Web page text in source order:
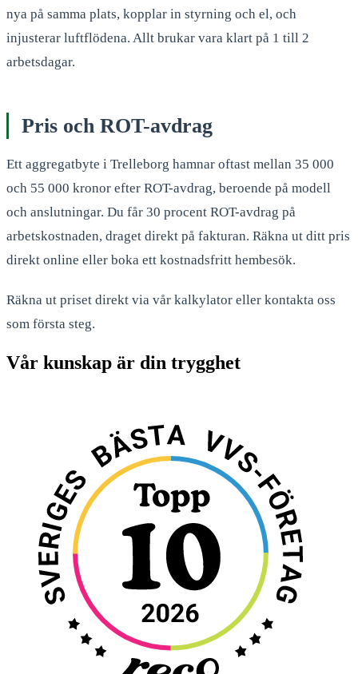
nya på samma plats, kopplar in styrning och el, och
injusterar luftflödena. Allt brukar vara klart på 1 till 2
arbetsdagar.
Pris och ROT-avdrag
Ett aggregatbyte i Trelleborg hamnar oftast mellan 35 000
och 55 000 kronor efter ROT-avdrag, beroende på modell
och anslutningar. Du får 30 procent ROT-avdrag på
arbetskostnaden, draget direkt på fakturan. Räkna ut ditt pris
direkt online eller boka ett kostnadsfritt hembesök.
Räkna ut priset direkt via vår kalkylator eller kontakta oss
som första steg.
Vår kunskap är din trygghet